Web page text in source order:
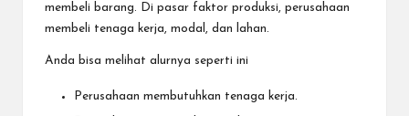
membeli barang. Di pasar faktor produksi, perusahaan
membeli tenaga kerja, modal, dan lahan.
Anda bisa melihat alurnya seperti ini
Perusahaan membutuhkan tenaga kerja.